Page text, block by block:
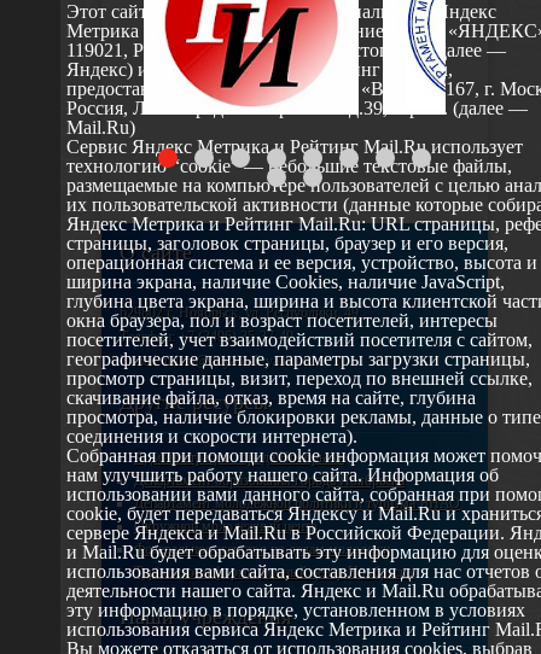
О сайте
629802 г. Ноябрьск, ул. Республики, 49
Телефон: +7 (3496) 35-37-49
E-mail: udsm@noyabrsk.yanao.ru
Другие ресурсы
Администрация города Ноябрьска
Департамент образования города Ноябрьска
Департамент молодежной политики и туризма ЯНАО
Окружной молодежный центр
Федеральное агенство по делам молодежи
Туристско-информационный центр Ноябрьска
Наши учреждения
Этот сайт использует сервис веб-аналитики Яндекс
Метрика , предоставляемый компанией ООО
119021, Россия, Москва, ул. Л. Толстого, 16 (далее —
Яндекс) и сервис статистики Рейтинг Mail.Ru,
предоставляемый компанией ООО «ВК», 125167, г.
Россия, Ленинградский проспект д.39, стр.79. (далее —
Mail.Ru)
Сервис Яндекс Метрика и Рейтинг Mail.Ru использует
технологию “cookie” — небольшие текстовые файлы,
размещаемые на компьютере пользователей с целью
их пользовательской активности (данные которые
Яндекс Метрика и Рейтинг Mail.Ru: URL страницы,
страницы, заголовок страницы, браузер и его версия,
операционная система и ее версия, устройство, высота и
ширина экрана, наличие Cookies, наличие JavaScript,
глубина цвета экрана, ширина и высота клиентской
окна браузера, пол и возраст посетителей, интересы
посетителей, учет взаимодействий посетителя с сайтом,
географические данные, параметры загрузки страницы,
просмотр страницы, визит, переход по внешней ссылке,
cкачивание файла, отказ, время на сайте, глубина
просмотра, наличие блокировки рекламы, данные о типе
соединения и скорости интернета).
Собранная при помощи cookie информация может
нам улучшить работу нашего сайта. Информация об
использовании вами данного сайта, собранная при
cookie, будет передаваться Яндексу и Mail.Ru и
сервере Яндекса и Mail.Ru в Российской Федерации.
и Mail.Ru будет обрабатывать эту информацию для
использования вами сайта, составления для нас отчетов
деятельности нашего сайта. Яндекс и Mail.Ru
эту информацию в порядке, установленном в условиях
использования сервиса Яндекс Метрика и Рейтинг
Вы можете отказаться от использования cookies, выбрав